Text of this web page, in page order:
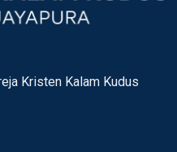
Kristen Kalam Kudus